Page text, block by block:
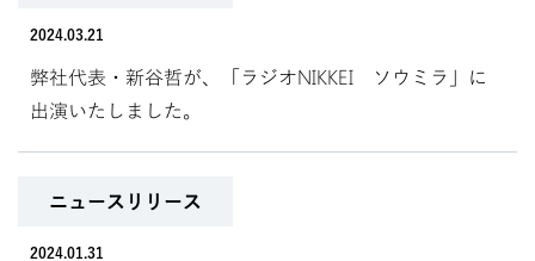
2024.03.21
弊社代表・新谷哲が、「ラジオNIKKEI ソウミラ」に
出演いたしました。
ニュースリリース
2024.01.31